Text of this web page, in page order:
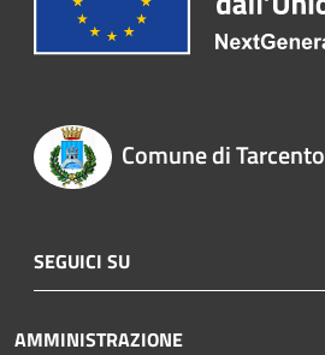
Comune di Tarcento
SEGUICI SU
AMMINISTRAZIONE